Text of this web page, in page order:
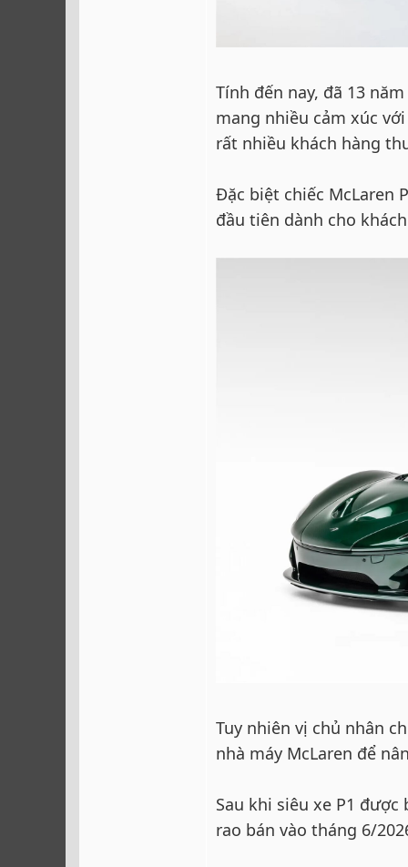
Tính đến nay, đã 13
mang nhiều cảm xúc
rất nhiều khách hàng
Đặc biệt chiếc McLaren
đầu tiên dành cho
Tuy nhiên vị chủ nhân
nhà máy McLaren để
Sau khi siêu xe P1
rao bán vào tháng 6/